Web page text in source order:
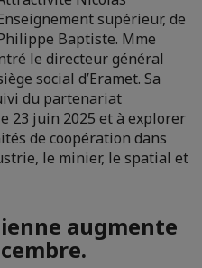
supérieur, de
Baptiste. Mme
le directeur général
social d’Eramet. Sa
du partenariat
23 juin 2025 et à explorer
de coopération dans
le minier, le spatial et
augmente